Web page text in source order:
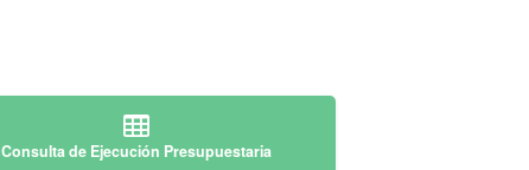
Consulta de Ejecución Presupuestaria